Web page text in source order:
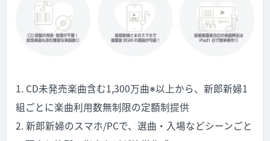
1. CD未発売楽曲含む1,300万曲※以上から、新郎新婦1
組ごとに楽曲利用数無制限の定額制提供
2. 新郎新婦のスマホ/PCで、選曲・入場などシーンごと